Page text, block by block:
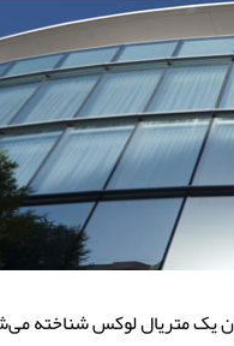
یک متریال لوکس شناخته